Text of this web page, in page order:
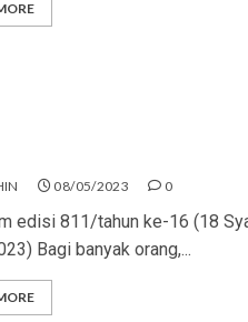
08/05/2023 0
edisi 811/tahun ke-16 (18
Bagi banyak orang,...